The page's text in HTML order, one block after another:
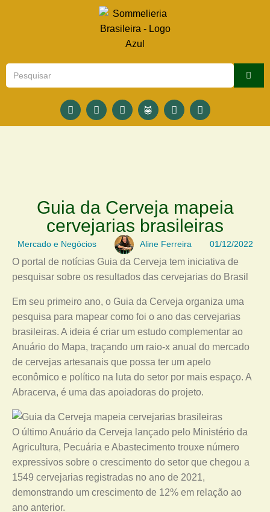
Guia da Cerveja mapeia
cervejarias brasileiras
Mercado e Negócios Aline Ferreira 01/12/2022
O portal de notícias Guia da Cerveja tem iniciativa de
pesquisar sobre os resultados das cervejarias do Brasil
Em seu primeiro ano, o Guia da Cerveja organiza uma
pesquisa para mapear como foi o ano das cervejarias
brasileiras. A ideia é criar um estudo complementar ao
Anuário do Mapa, traçando um raio-x anual do mercado
de cervejas artesanais que possa ter um apelo
econômico e político na luta do setor por mais espaço. A
Abracerva, é uma das apoiadoras do projeto.
O último Anuário da Cerveja lançado pelo Ministério da
Agricultura, Pecuária e Abastecimento trouxe número
expressivos sobre o crescimento do setor que chegou a
1549 cervejarias registradas no ano de 2021,
demonstrando um crescimento de 12% em relação ao
ano anterior.